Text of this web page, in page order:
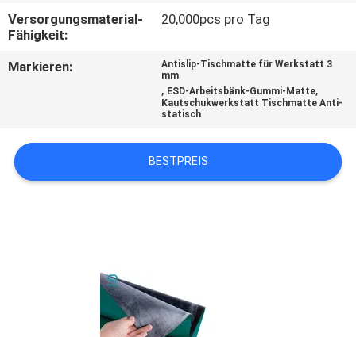
IN
VERBINDUNG
FORDERN
SIE
Versorgungsmaterial-
Fähigkeit:
20,000pcs pro Tag
Markieren:
Antislip-Tischmatte für Werkstatt 3
mm
, ESD-Arbeitsbänk-Gummi-Matte,
Kautschukwerkstatt Tischmatte Anti-
statisch
BESTPREIS